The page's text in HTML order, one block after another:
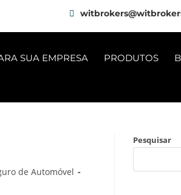
SUA EMPRESA PRODUTOS
de Automóvel
Pesquisar